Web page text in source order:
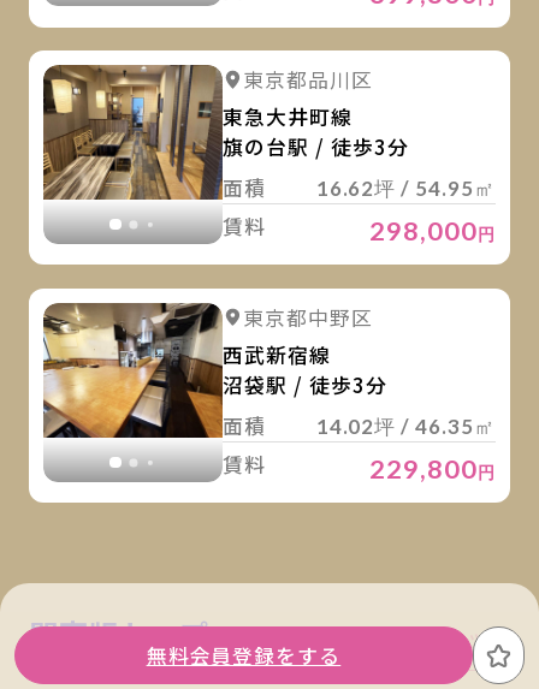
詳細を見る
東京都品川区
東急大井町線
旗の台駅 / 徒歩3分
面積
16.62坪 / 54.95㎡
賃料 298,000円
詳細を見る
東京都中野区
西武新宿線
沼袋駅 / 徒歩3分
面積
14.02坪 / 46.35㎡
賃料 229,800円
無料会員登録をする お
関東版トップ 関西版トップ